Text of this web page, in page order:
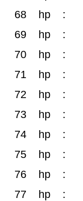
68
hp :
69
hp :
70
hp :
71
hp :
72
hp :
73
hp :
74
hp :
75
hp :
76
hp :
77
hp :